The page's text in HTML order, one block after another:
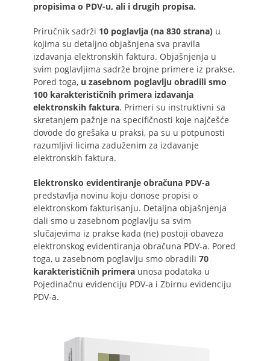
propisima o PDV-u, ali i drugih propisa.
Priručnik sadrži 10 poglavlja (na 830 strana) u
kojima su detaljno objašnjena sva pravila
izdavanja elektronskih faktura. Objašnjenja u
svim poglavljima sadrže brojne primere iz prakse.
Pored toga, u zasebnom poglavlju obradili smo
100 karakterističnih primera izdavanja
elektronskih faktura. Primeri su instruktivni sa
skretanjem pažnje na specifičnosti koje najčešće
dovode do grešaka u praksi, pa su u potpunosti
razumljivi licima zaduženim za izdavanje
elektronskih faktura.
Elektronsko evidentiranje obračuna PDV-a
predstavlja novinu koju donose propisi o
elektronskom fakturisanju. Detaljna objašnjenja
dali smo u zasebnom poglavlju sa svim
slučajevima iz prakse kada (ne) postoji obaveza
elektronskog evidentiranja obračuna PDV-a. Pored
toga, u zasebnom poglavlju smo obradili 70
karakterističnih primera unosa podataka u
Pojedinačnu evidenciju PDV-a i Zbirnu evidenciju
PDV-a.